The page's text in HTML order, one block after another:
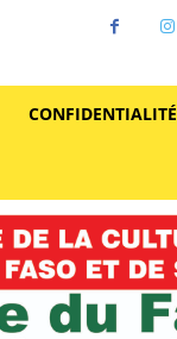
CONFIDENTIALITÉ